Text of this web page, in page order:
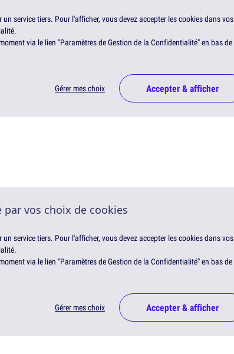
service tiers. Pour l'afficher, vous devez accepter les cookies dans vos
via le lien "Paramètres de Gestion de la Confidentialité" en bas de
Gérer mes choix Accepter & afficher
par vos choix de cookies
service tiers. Pour l'afficher, vous devez accepter les cookies dans vos
via le lien "Paramètres de Gestion de la Confidentialité" en bas de
Gérer mes choix Accepter & afficher